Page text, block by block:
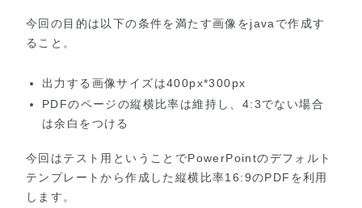
今回の目的は以下の条件を満たす画像をjavaで作成す
ること。
出力する画像サイズは400px*300px
PDFのページの縦横比率は維持し、4:3でない場合
は余白をつける
今回はテスト用ということでPowerPointのデフォルト
テンプレートから作成した縦横比率16:9のPDFを利用
します。